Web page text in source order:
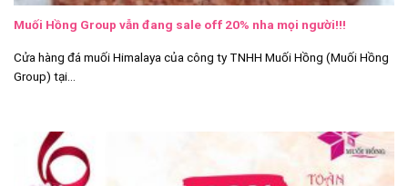
Muối Hồng Group vẫn đang sale off 20% nha mọi người!!!
Cửa hàng đá muối Himalaya của công ty TNHH Muối Hồng (Muối Hồng
Group) tại...